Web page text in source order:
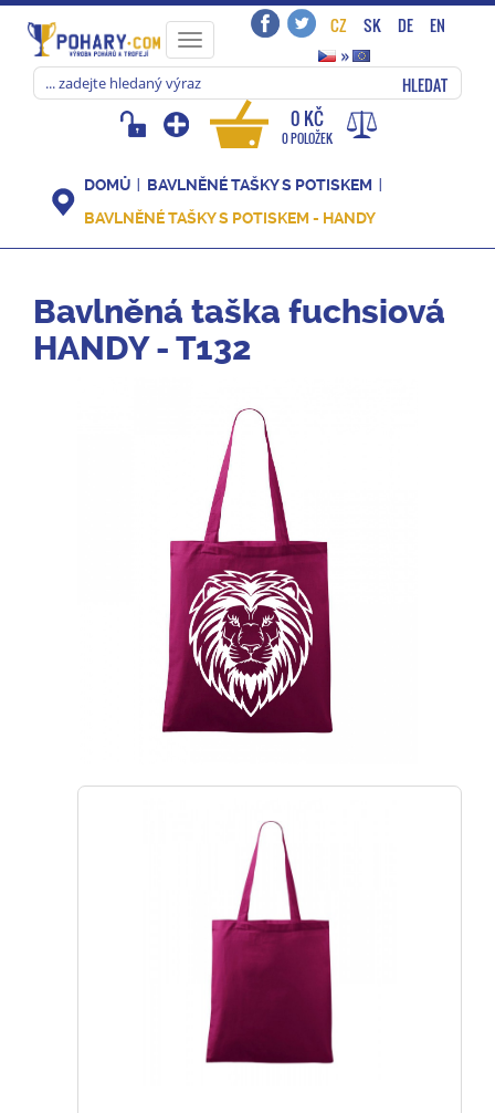
Toggle
navigation
CZ SK DE
EN
»
HLEDAT
0 KČ
0 POLOŽEK
DOMŮ
BAVLNĚNÉ TAŠKY S POTISKEM
BAVLNĚNÉ TAŠKY S POTISKEM - HANDY
Bavlněná taška fuchsiová
HANDY - T132